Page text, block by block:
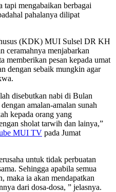
tapi mengabaikan berbagai
pahalanya dilipat
(KDK) MUI Sulsel DR KH
ceramahnya menjabarkan
memberikan pesan kepada umat
dengan sebaik mungkin agar
disebutkan nabi di Bulan
amalan-amalan sunah
kepada orang yang
sholat tarwih dan lainya,”
MUI TV pada Jumat
untuk tidak perbuatan
Sehingga apabila semua
maka ia akan mendapatkan
dari dosa-dosa, ” jelasnya.